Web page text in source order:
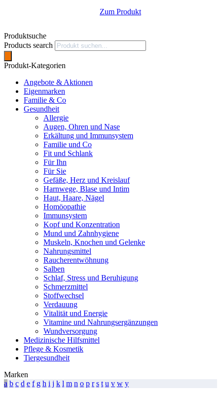
Zum Produkt
Produktsuche
Products search
Produkt-Kategorien
Angebote & Aktionen
Eigenmarken
Familie & Co
Gesundheit
Allergie
Augen, Ohren und Nase
Erkältung und Immunsystem
Familie und Co
Fit und Schlank
Für Ihn
Für Sie
Gefäße, Herz und Kreislauf
Harnwege, Blase und Intim
Haut, Haare, Nägel
Homöopathie
Immunsystem
Kopf und Konzentration
Mund und Zahnhygiene
Muskeln, Knochen und Gelenke
Nahrungsmittel
Raucherentwöhnung
Salben
Schlaf, Stress und Beruhigung
Schmerzmittel
Stoffwechsel
Verdauung
Vitalität und Energie
Vitamine und Nahrungsergänzungen
Wundversorgung
Medizinische Hilfsmittel
Pflege & Kosmetik
Tiergesundheit
Marken
a b c d e f g h i j k l m n o p r s t u v w y